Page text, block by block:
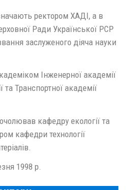
ректором ХАДІ, а в
Ради Української РСР
заслуженого діяча науки
Інженерної академії
Транспортної академії
кафедру екології та
кафедри технології
1998 р.